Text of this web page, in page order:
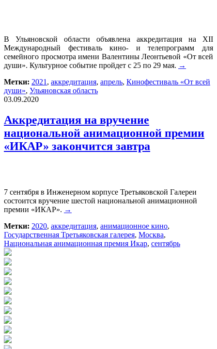
В Ульяновской области объявлена аккредитация на ХII
Международный фестиваль кино- и телепрограмм для
семейного просмотра имени Валентины Леонтьевой «От всей
души». Культурное событие пройдет с 25 по 29 мая. →
Метки: 2021 , аккредитация, апрель, Кинофестиваль «От всей
души», Ульяновская область
03.09.2020
Аккредитация на вручение
национальной анимационной премии
«ИКАР» закончится завтра
7 сентября в Инженерном корпусе Третьяковской Галереи
состоится вручение шестой национальной анимационной
премии «ИКАР». →
Метки: 2020, аккредитация, анимационное кино,
Государственная Третьяковская галерея, Москва,
Национальная анимационная премия Икар, сентябрь